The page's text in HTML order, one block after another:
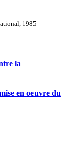
1985
la
en oeuvre du